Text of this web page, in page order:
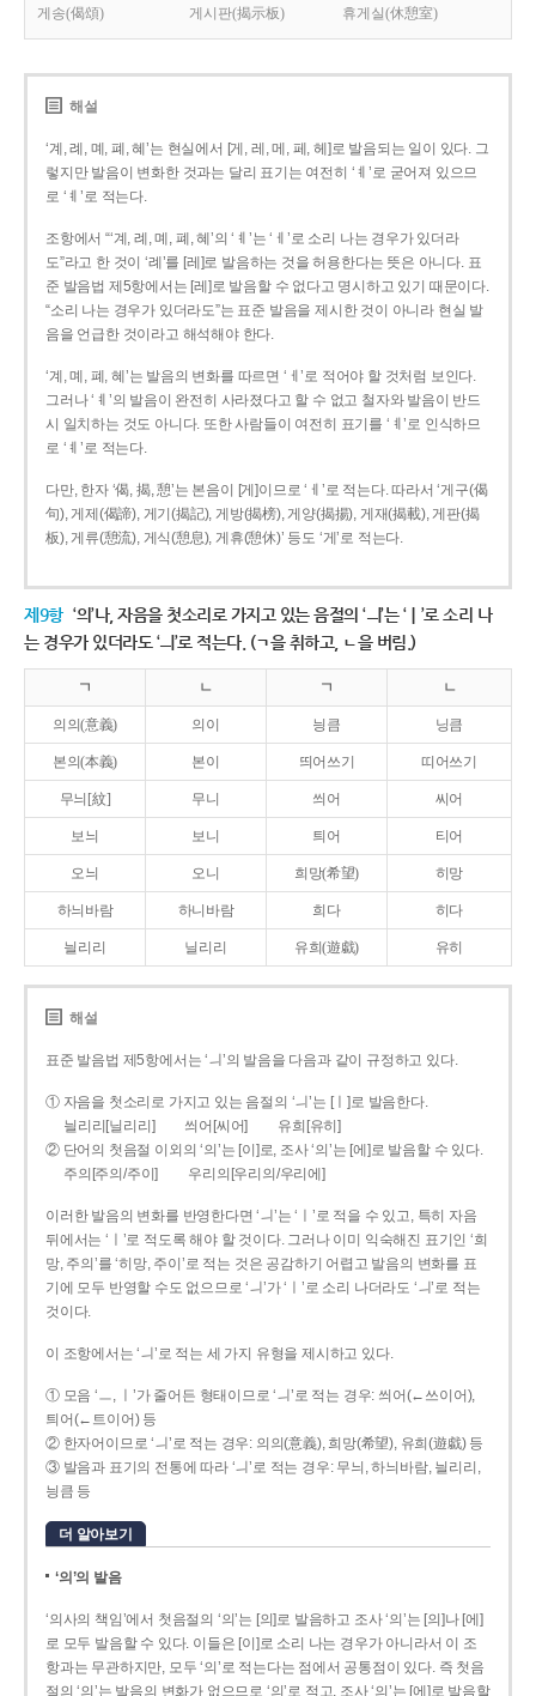
게송(偈頌) 게시판(揭示板) 휴게실(休憩室)
해설
‘계, 례, 몌, 폐, 혜’는 현실에서 [게, 레, 메, 페, 헤]로 발음되는 일이 있다. 그
렇지만 발음이 변화한 것과는 달리 표기는 여전히 ‘ㅖ’로 굳어져 있으므
로 ‘ㅖ’로 적는다.
조항에서 “‘계, 례, 몌, 폐, 혜’의 ‘ㅖ’는 ‘ㅔ’로 소리 나는 경우가 있더라
도”라고 한 것이 ‘례’를 [레]로 발음하는 것을 허용한다는 뜻은 아니다. 표
준 발음법 제5항에서는 [레]로 발음할 수 없다고 명시하고 있기 때문이다.
“소리 나는 경우가 있더라도”는 표준 발음을 제시한 것이 아니라 현실 발
음을 언급한 것이라고 해석해야 한다.
‘계, 몌, 폐, 혜’는 발음의 변화를 따르면 ‘ㅔ’로 적어야 할 것처럼 보인다.
그러나 ‘ㅖ’의 발음이 완전히 사라졌다고 할 수 없고 철자와 발음이 반드
시 일치하는 것도 아니다. 또한 사람들이 여전히 표기를 ‘ㅖ’로 인식하므
로 ‘ㅖ’로 적는다.
다만, 한자 ‘偈, 揭, 憩’는 본음이 [게]이므로 ‘ㅔ’로 적는다. 따라서 ‘게구(偈
句), 게제(偈諦), 게기(揭記), 게방(揭榜), 게양(揭揚), 게재(揭載), 게판(揭
板), 게류(憩流), 게식(憩息), 게휴(憩休)’ 등도 ‘게’로 적는다.
제9항 ‘의’나, 자음을 첫소리로 가지고 있는 음절의 ‘ㅢ’는 ‘ㅣ’로 소리 나
는 경우가 있더라도 ‘ㅢ’로 적는다. (ㄱ을 취하고, ㄴ을 버림.)
ㄱ ㄴ ㄱ ㄴ
의의(意義) 의이 닁큼 닝큼
본의(本義) 본이 띄어쓰기 띠어쓰기
무늬[紋] 무니 씌어 씨어
보늬 보니 틔어 티어
오늬 오니 희망(希望) 히망
하늬바람 하니바람 희다 히다
늴리리 닐리리 유희(遊戱) 유히
해설
표준 발음법 제5항에서는 ‘ㅢ’의 발음을 다음과 같이 규정하고 있다.
① 자음을 첫소리로 가지고 있는 음절의 ‘ㅢ’는 [ㅣ]로 발음한다.
늴리리[닐리리]
씌어[씨어]
유희[유히]
② 단어의 첫음절 이외의 ‘의’는 [이]로, 조사 ‘의’는 [에]로 발음할 수 있다.
주의[주의/주이]
우리의[우리의/우리에]
이러한 발음의 변화를 반영한다면 ‘ㅢ’는 ‘ㅣ’로 적을 수 있고, 특히 자음
뒤에서는 ‘ㅣ’로 적도록 해야 할 것이다. 그러나 이미 익숙해진 표기인 ‘희
망, 주의’를 ‘히망, 주이’로 적는 것은 공감하기 어렵고 발음의 변화를 표
기에 모두 반영할 수도 없으므로 ‘ㅢ’가 ‘ㅣ’로 소리 나더라도 ‘ㅢ’로 적는
것이다.
이 조항에서는 ‘ㅢ’로 적는 세 가지 유형을 제시하고 있다.
① 모음 ‘ㅡ, ㅣ’가 줄어든 형태이므로 ‘ㅢ’로 적는 경우: 씌어(←쓰이어),
틔어(←트이어) 등
② 한자어이므로 ‘ㅢ’로 적는 경우: 의의(意義), 희망(希望), 유희(遊戱) 등
③ 발음과 표기의 전통에 따라 ‘ㅢ’로 적는 경우: 무늬, 하늬바람, 늴리리,
닁큼 등
더 알아보기
‘의’의 발음
‘의사의 책임’에서 첫음절의 ‘의’는 [의]로 발음하고 조사 ‘의’는 [의]나 [에]
로 모두 발음할 수 있다. 이들은 [이]로 소리 나는 경우가 아니라서 이 조
항과는 무관하지만, 모두 ‘의’로 적는다는 점에서 공통점이 있다. 즉 첫음
절의 ‘의’는 발음의 변화가 없으므로 ‘의’로 적고, 조사 ‘의’는 [에]로 발음할